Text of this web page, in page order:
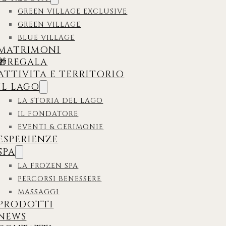
GREEN VILLAGE EXCLUSIVE
GREEN VILLAGE
BLUE VILLAGE
E TERRITORIO
LAGO
LA STORIA DEL LAGO
IL FONDATORE
EVENTI & CERIMONIE
LA FROZEN SPA
PERCORSI BENESSERE
MASSAGGI